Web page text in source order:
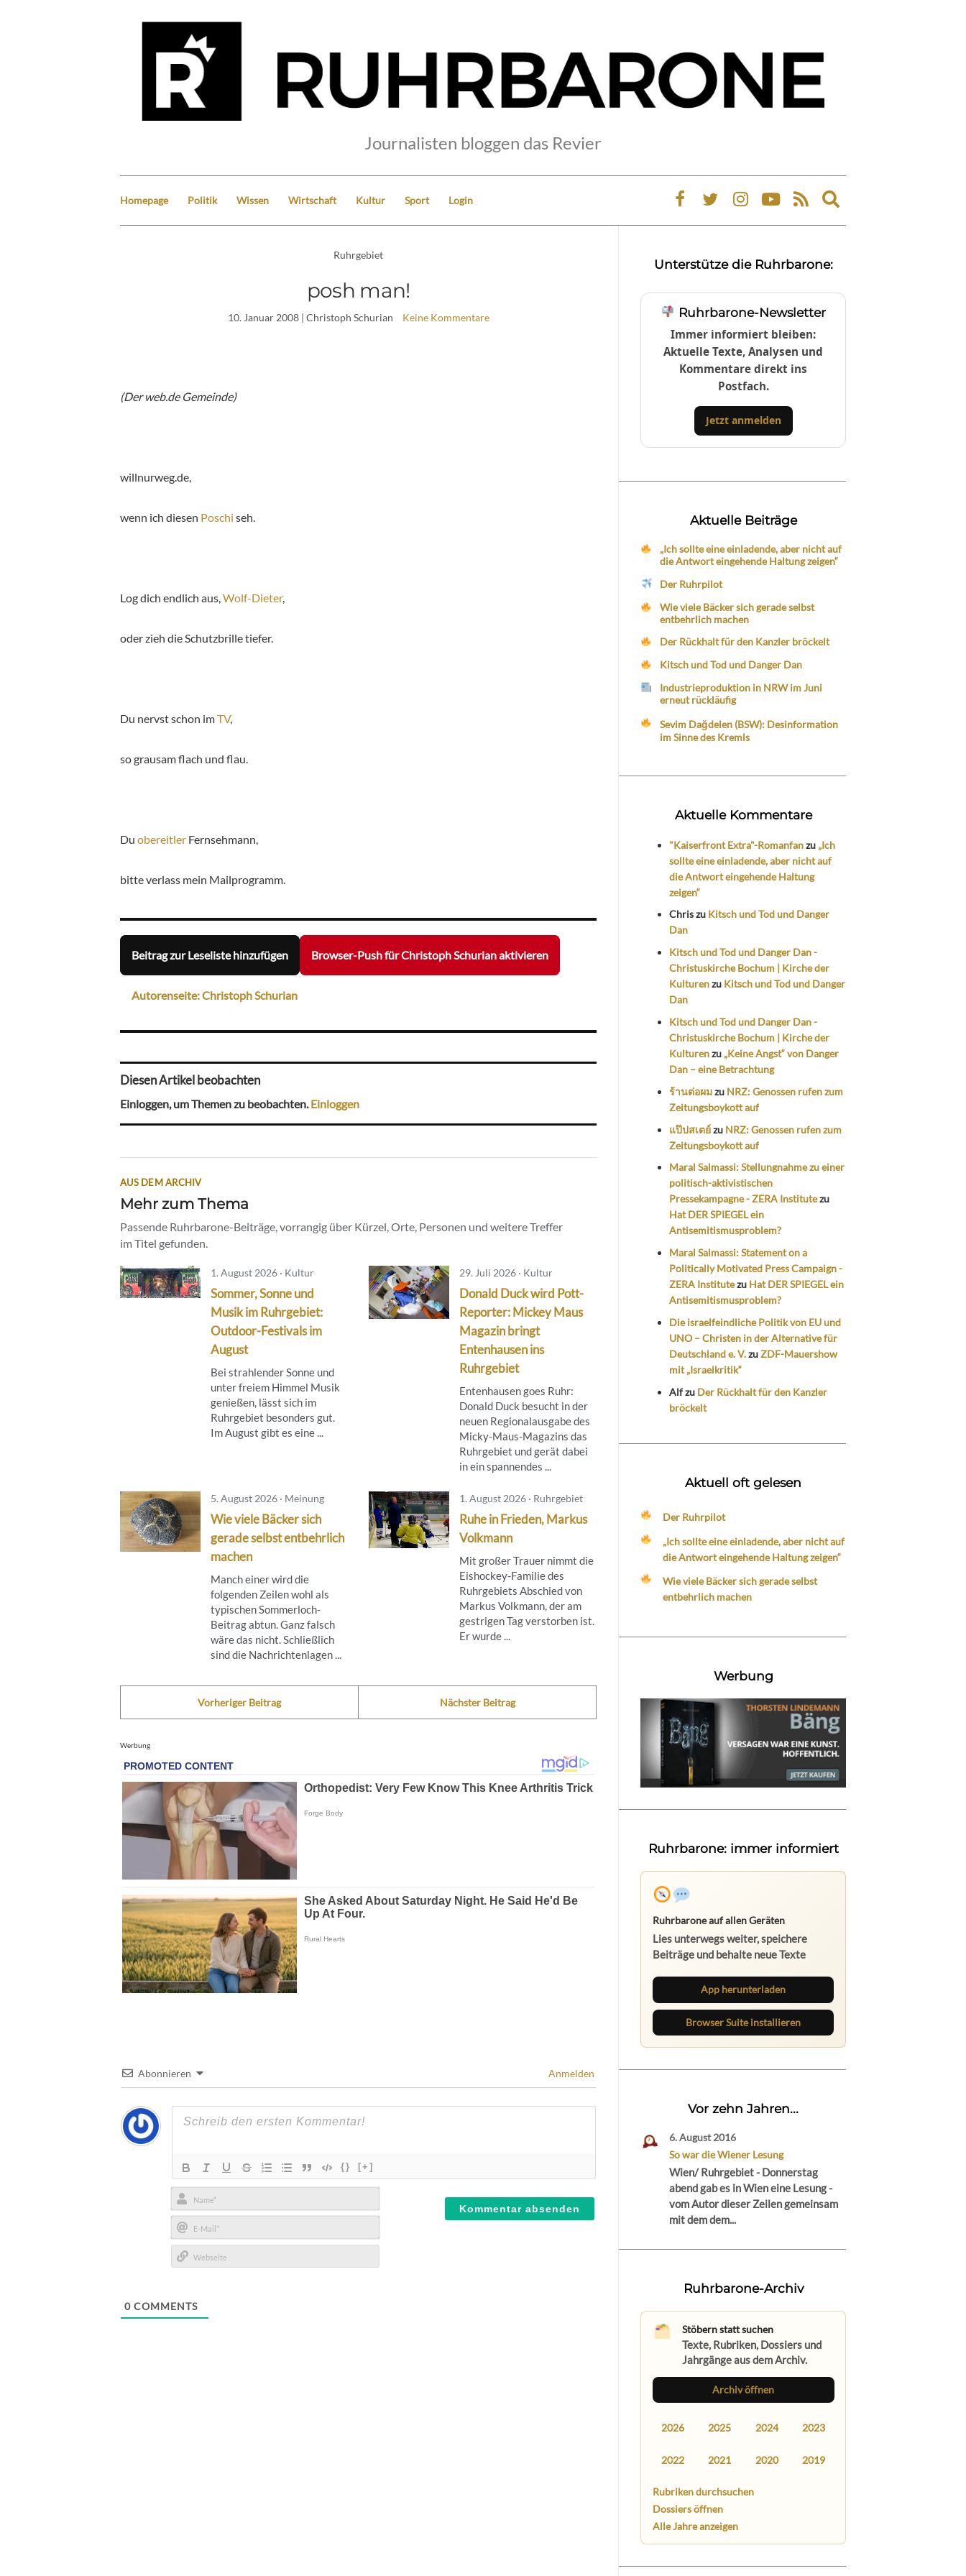
Journalisten bloggen das Revier
Homepage Politik Wissen Wirtschaft Kultur Sport Login
Expand
search
Ruhrgebiet
posh man!
10. Januar 2008| Christoph Schurian Keine Kommentare
(Der web.de Gemeinde)
willnurweg.de,
wenn ich diesen Poschi seh.
Log dich endlich aus, Wolf-Dieter,
oder zieh die Schutzbrille tiefer.
Du nervst schon imTV,
so grausam flach und flau.
Du obereitler Fernsehmann,
bitte verlass mein Mailprogramm.
Beitrag zur Leseliste hinzufügen Browser-Push für Christoph Schurian aktivieren
Autorenseite: Christoph Schurian
Diesen Artikel beobachten
Einloggen, um Themen zu beobachten.Einloggen
AUS DEM ARCHIV
Mehr zum Thema
Passende Ruhrbarone-Beiträge, vorrangig über Kürzel, Orte, Personen und weitere Treffer
im Titel gefunden.
1. August 2026 · Kultur
Sommer, Sonne und
Musik im Ruhrgebiet:
Outdoor-Festivals im
August
Bei strahlender Sonne und
unter freiem Himmel Musik
genießen, lässt sich im
Ruhrgebiet besonders gut.
Im August gibt es eine ...
29. Juli 2026 · Kultur
Donald Duck wird Pott-
Reporter: Mickey Maus
Magazin bringt
Entenhausen ins
Ruhrgebiet
Entenhausen goes Ruhr:
Donald Duck besucht in der
neuen Regionalausgabe des
Micky‑Maus‑Magazins das
Ruhrgebiet und gerät dabei
in ein spannendes ...
5. August 2026 · Meinung
Wie viele Bäcker sich
gerade selbst entbehrlich
machen
Manch einer wird die
folgenden Zeilen wohl als
typischen Sommerloch-
Beitrag abtun. Ganz falsch
wäre das nicht. Schließlich
sind die Nachrichtenlagen ...
1. August 2026 · Ruhrgebiet
Ruhe in Frieden, Markus
Volkmann
Mit großer Trauer nimmt die
Eishockey-Familie des
Ruhrgebiets Abschied von
Markus Volkmann, der am
gestrigen Tag verstorben ist.
Er wurde ...
Vorheriger Beitrag Nächster Beitrag
Werbung
Abonnieren Anmelden
{} [+]
Name*
E-
Mail*
0 COMMENTS
Unterstütze die Ruhrbarone:
Ruhrbarone-Newsletter
Immer informiert bleiben:
Aktuelle Texte, Analysen und
Kommentare direkt ins
Postfach.
Jetzt anmelden
Aktuelle Beiträge
„Ich sollte eine einladende, aber nicht auf
die Antwort eingehende Haltung zeigen“
Der Ruhrpilot
Wie viele Bäcker sich gerade selbst
entbehrlich machen
Der Rückhalt für den Kanzler bröckelt
Kitsch und Tod und Danger Dan
Industrieproduktion in NRW im Juni
erneut rückläufig
Sevim Dağdelen (BSW): Desinformation
im Sinne des Kremls
Aktuelle Kommentare
"Kaiserfront Extra"-Romanfanzu „Ich
sollte eine einladende, aber nicht auf
die Antwort eingehende Haltung
zeigen“
Chriszu Kitsch und Tod und Danger
Dan
Kitsch und Tod und Danger Dan -
Christuskirche Bochum | Kirche der
Kulturenzu Kitsch und Tod und Danger
Dan
Kitsch und Tod und Danger Dan -
Christuskirche Bochum | Kirche der
Kulturenzu „Keine Angst“ von Danger
Dan – eine Betrachtung
ร้านต่อผมzu NRZ: Genossen rufen zum
Zeitungsboykott auf
แป๊ปสเตย์zu NRZ: Genossen rufen zum
Zeitungsboykott auf
Maral Salmassi: Stellungnahme zu einer
politisch-aktivistischen
Pressekampagne - ZERA Institutezu
Hat DER SPIEGEL ein
Antisemitismusproblem?
Maral Salmassi: Statement on a
Politically Motivated Press Campaign -
ZERA Institutezu Hat DER SPIEGEL ein
Antisemitismusproblem?
Die israelfeindliche Politik von EU und
UNO – Christen in der Alternative für
Deutschland e. V.zuZDF-Mauershow
mit „Israelkritik“
Alfzu Der Rückhalt für den Kanzler
bröckelt
Aktuell oft gelesen
Der Ruhrpilot
„Ich sollte eine einladende, aber nicht auf
die Antwort eingehende Haltung zeigen“
Wie viele Bäcker sich gerade selbst
entbehrlich machen
Werbung
Ruhrbarone: immer informiert
Ruhrbarone auf allen Geräten
Lies unterwegs weiter, speichere
Beiträge und behalte neue Texte
App herunterladen
Browser Suite installieren
Vor zehn Jahren...
6. August 2016
So war die Wiener Lesung
Wien/ Ruhrgebiet - Donnerstag
abend gab es in Wien eine Lesung -
vom Autor dieser Zeilen gemeinsam
mit dem dem...
Ruhrbarone-Archiv
Stöbern statt suchen
Texte, Rubriken, Dossiers und
Jahrgänge aus dem Archiv.
Archiv öffnen
2026 2025 2024 2023
2022 2021 2020 2019
Rubriken durchsuchen
Dossiers öffnen
Alle Jahre anzeigen